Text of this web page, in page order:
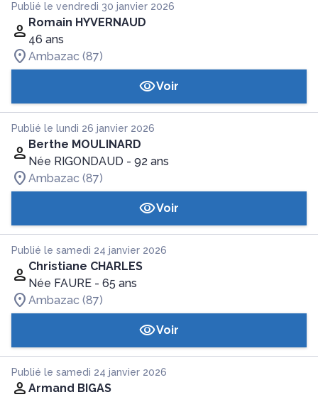
Publié le vendredi 30 janvier 2026
Romain HYVERNAUD
46 ans
Ambazac (87)
Voir
Publié le lundi 26 janvier 2026
Berthe MOULINARD
Née RIGONDAUD - 92 ans
Ambazac (87)
Voir
Publié le samedi 24 janvier 2026
Christiane CHARLES
Née FAURE - 65 ans
Ambazac (87)
Voir
Publié le samedi 24 janvier 2026
Armand BIGAS